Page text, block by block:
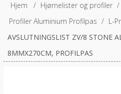
Hjem / Hjørnelister og profiler /
Profiler Aluminium Profilpas / L-
AVSLUTNINGSLIST ZV/8 STONE
8MMX270CM, PROFILPAS